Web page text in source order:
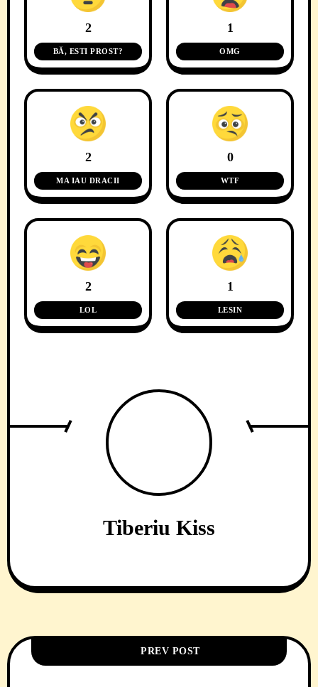
2
BĂ, ESTI PROST?
1
OMG
2
MA IAU DRACII
0
WTF
2
LOL
1
LESIN
Tiberiu Kiss
PREV POST